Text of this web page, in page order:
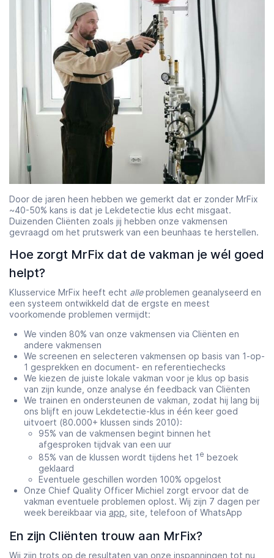
Door de jaren heen hebben we gemerkt dat er zonder MrFix
~40-50% kans is dat je Lekdetectie klus echt misgaat.
Duizenden Cliënten zoals jij hebben onze vakmensen
gevraagd om het prutswerk van een beunhaas te herstellen.
Hoe zorgt MrFix dat de vakman je wél goed
helpt?
Klusservice MrFix heeft echt alleproblemen geanalyseerd en
een systeem ontwikkeld dat de ergste en meest
voorkomende problemen vermijdt:
We vinden 80% van onze vakmensen via Cliënten en
andere vakmensen
We screenen en selecteren vakmensen op basis van 1-op-
1 gesprekken en document- en referentiechecks
We kiezen de juiste lokale vakman voor je klus op basis
van zijn kunde, onze analyse én feedback van Cliënten
We trainen en ondersteunen de vakman, zodat hij lang bij
ons blijft en jouw Lekdetectie-klus in één keer goed
uitvoert (80.000+ klussen sinds 2010):
95% van de vakmensen begint binnen het
afgesproken tijdvak van een uur
85% van de klussen wordt tijdens het 1 e bezoek
geklaard
Eventuele geschillen worden 100% opgelost
Onze Chief Quality Officer Michiel zorgt ervoor dat de
vakman eventuele problemen oplost. Wij zijn 7 dagen per
week bereikbaar via app , site, telefoon of WhatsApp
En zijn Cliënten trouw aan MrFix?
Wij zijn trots op de resultaten van onze inspanningen tot nu